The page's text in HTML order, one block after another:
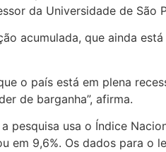
da Universidade de São
acumulada, que ainda
o país está em plena
de barganha”, afirma.
pesquisa usa o Índice
em 9,6%. Os dados para o